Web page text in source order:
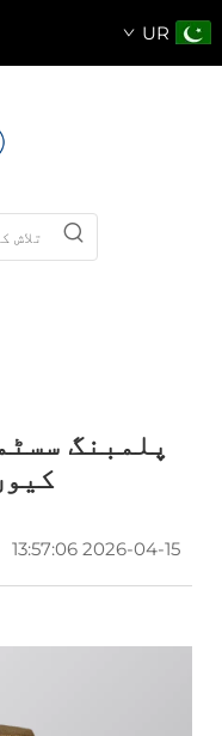
UR
پلمبنگ
2026-04-15 13:57:06